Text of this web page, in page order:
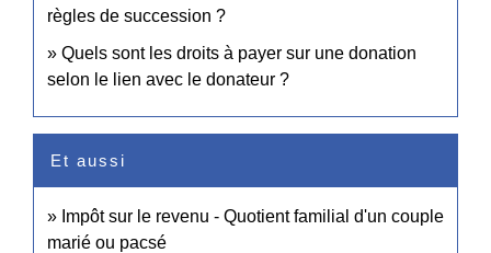
règles de succession ?
Quels sont les droits à payer sur une donation
selon le lien avec le donateur ?
Et aussi
Impôt sur le revenu - Quotient familial d'un couple
marié ou pacsé